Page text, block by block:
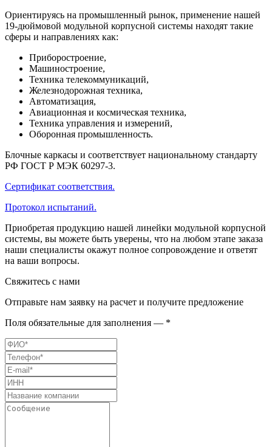
Ориентируясь на промышленный рынок, применение нашей
19-дюймовой модульной корпусной системы находят такие
сферы и направлениях как:
Приборостроение,
Машиностроение,
Техника телекоммуникаций,
Железнодорожная техника,
Автоматизация,
Авиационная и космическая техника,
Техника управления и измерений,
Оборонная промышленность.
Блочные каркасы и соответствует национальному стандарту
РФ ГОСТ Р МЭК 60297-3.
Сертификат соответствия.
Протокол испытаний.
Приобретая продукцию нашей линейки модульной корпусной
системы, вы можете быть уверены, что на любом этапе заказа
наши специалисты окажут полное сопровождение и ответят
на ваши вопросы.
Свяжитесь с нами
Отправьте нам заявку на расчет и получите предложение
Поля обязательные для заполнения — *